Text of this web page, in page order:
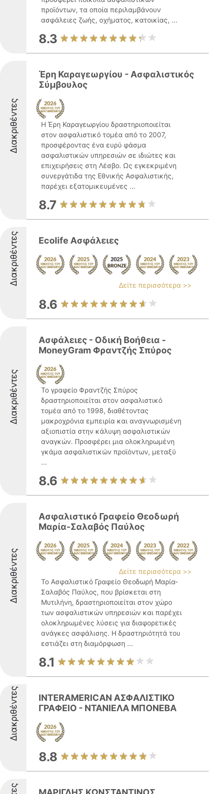
προϊόντων, τα οποία περιλαμβάνουν
ασφάλειες ζωής, οχήματος, κατοικίας, ...
8.3
Διακριθέντες
Έρη Καραγεωργίου - Ασφαλιστικός
Σύμβουλος
Η Έρη Καραγεωργίου δραστηριοποιείται
στον ασφαλιστικό τομέα από το 2007,
προσφέροντας ένα ευρύ φάσμα
ασφαλιστικών υπηρεσιών σε ιδιώτες και
επιχειρήσεις στη Λέσβο. Ως εγκεκριμένη
συνεργάτιδα της Εθνικής Ασφαλιστικής,
παρέχει εξατομικευμένες ...
8.7
Διακριθέντες Εcolife Ασφάλειες
Δείτε περισσότερα >>
8.6
Διακριθέντες
Ασφάλειες - Οδική Βοήθεια -
MoneyGram Φραντζής Σπύρος
Το γραφείο Φραντζής Σπύρος
δραστηριοποιείται στον ασφαλιστικό
τομέα από το 1998, διαθέτοντας
μακροχρόνια εμπειρία και αναγνωρισμένη
αξιοπιστία στην κάλυψη ασφαλιστικών
αναγκών. Προσφέρει μια ολοκληρωμένη
γκάμα ασφαλιστικών προϊόντων, μεταξύ
...
8.6
Διακριθέντες
Ασφαλιστικό Γραφείο Θεοδωρή
Μαρία-Σαλαβός Παύλος
Δείτε περισσότερα >>
Το Ασφαλιστικό Γραφείο Θεοδωρή Μαρία-
Σαλαβός Παύλος, που βρίσκεται στη
Μυτιλήνη, δραστηριοποιείται στον χώρο
των ασφαλιστικών υπηρεσιών και παρέχει
ολοκληρωμένες λύσεις για διαφορετικές
ανάγκες ασφάλισης. Η δραστηριότητά του
εστιάζει στη διαμόρφωση ...
8.1
Διακριθέντες
INTERAMERICAN ΑΣΦΑΛΙΣΤΙΚΟ
ΓΡΑΦΕΙΟ - ΝΤΑΝΙΕΛΑ ΜΠΟΝΕΒΑ
8.8